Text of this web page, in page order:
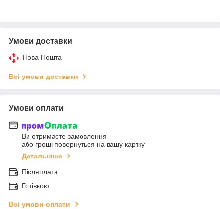
Умови доставки
Нова Пошта
Всі умови доставки
Умови оплати
Ви отримаєте замовлення
або гроші повернуться на вашу картку
Детальніше
Післяплата
Готівкою
Всі умови оплати